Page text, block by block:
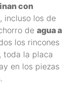
con
, incluso los de
de agua a
los rincones
toda la placa
en los piezas